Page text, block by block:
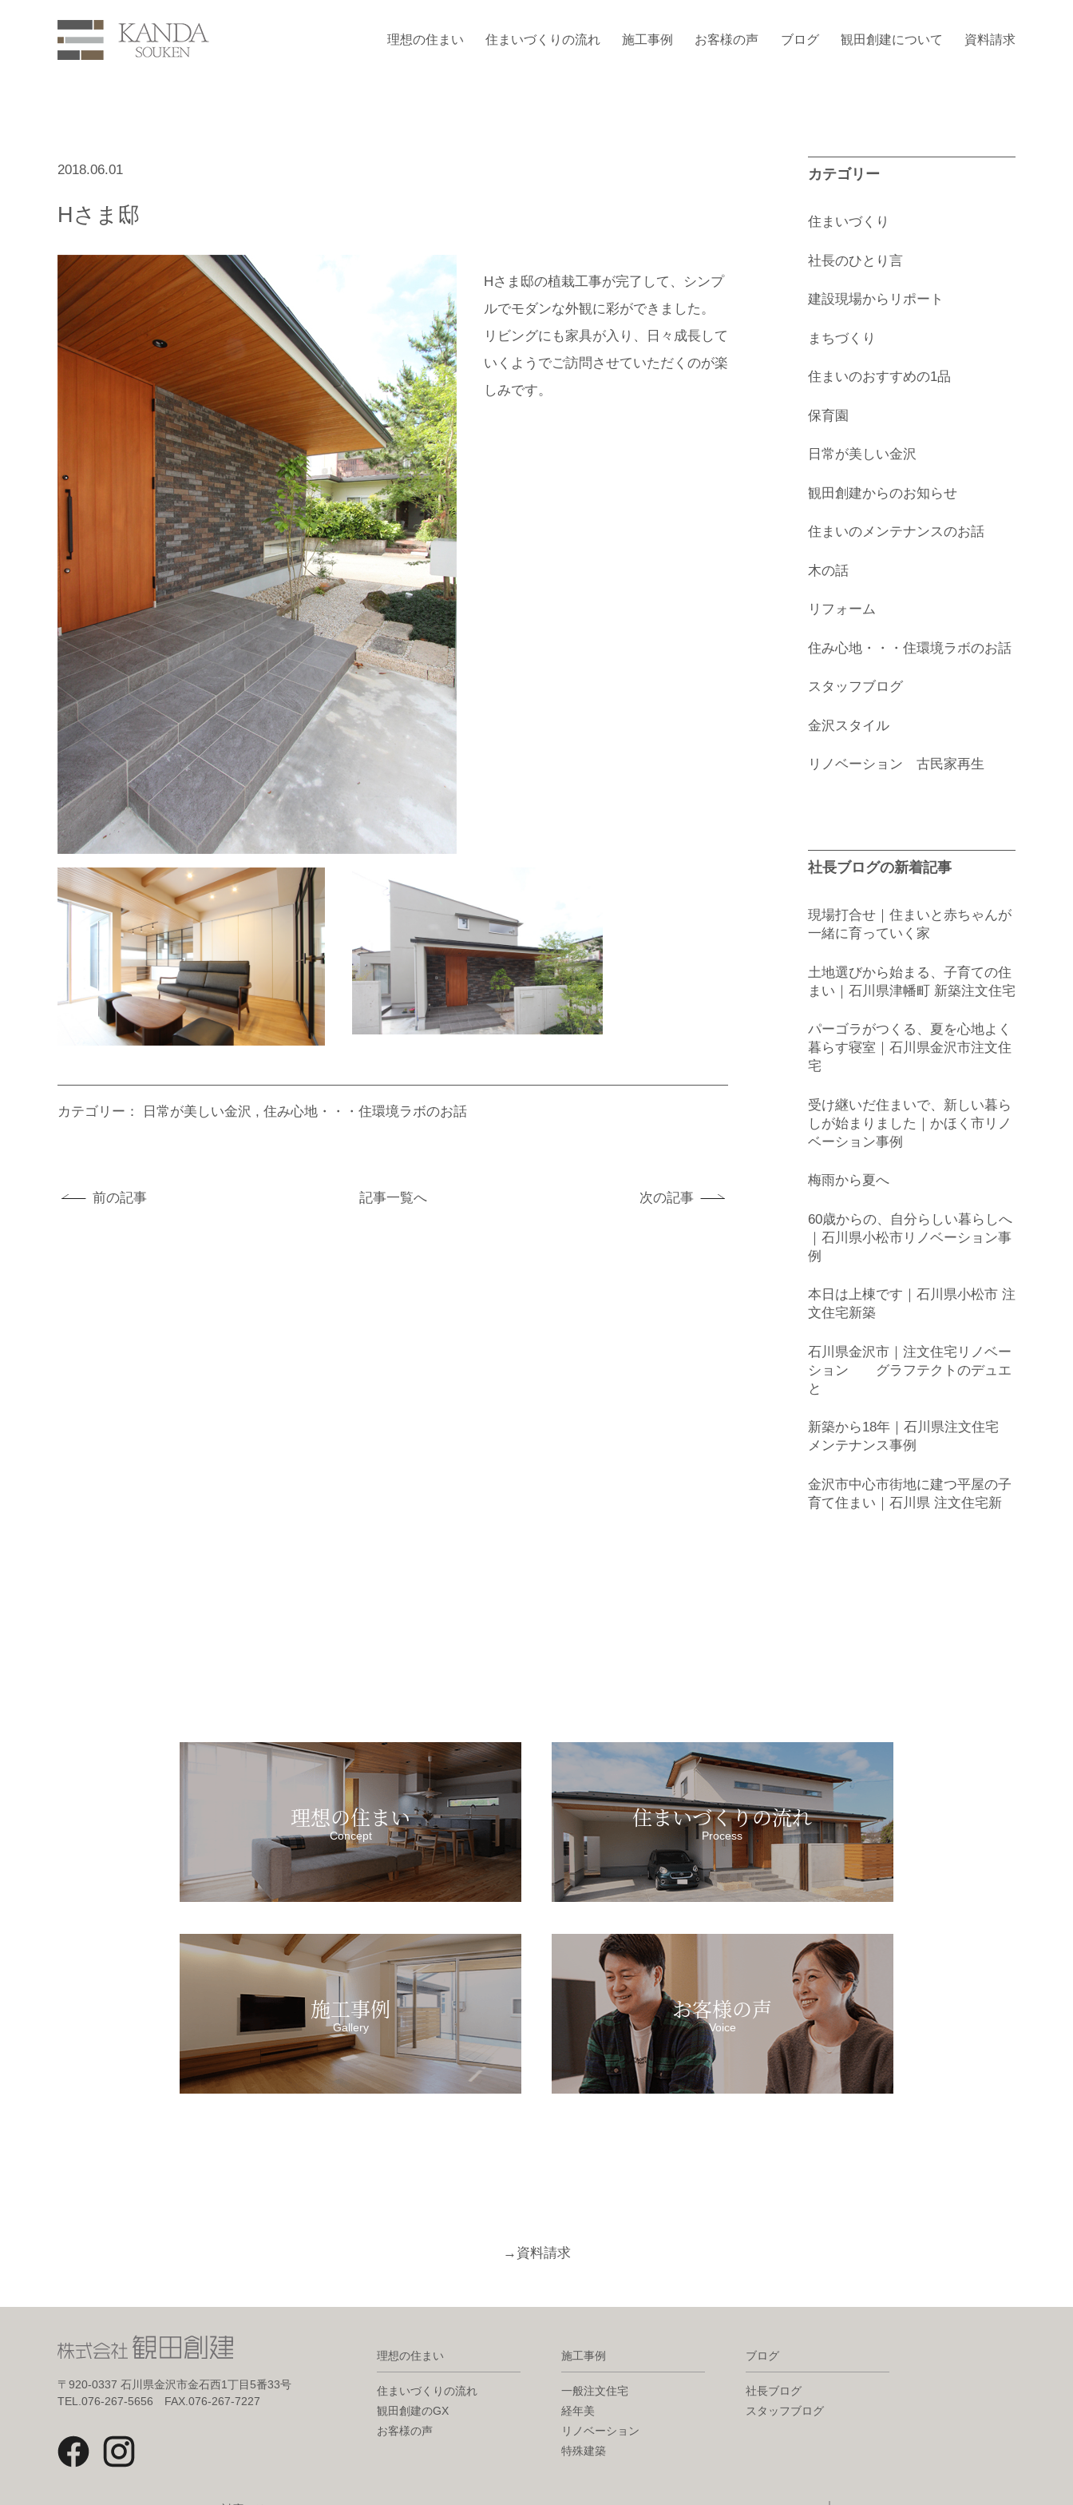
理想の住まい 住まいづくりの流れ 施工事例 お客様の声 ブログ 観田創建について 資料請求
2018.06.01
Hさま邸
Hさま邸の植栽工事が完了して、シンプ
ルでモダンな外観に彩ができました。
リビングにも家具が入り、日々成長して
いくようでご訪問させていただくのが楽
しみです。
カテゴリー： 日常が美しい金沢 住み心地・・・住環境ラボのお話
前の記事 記事一覧へ 次の記事
カテゴリー
住まいづくり
社長のひとり言
建設現場からリポート
まちづくり
住まいのおすすめの1品
保育園
日常が美しい金沢
観田創建からのお知らせ
住まいのメンテナンスのお話
木の話
リフォーム
住み心地・・・住環境ラボのお話
スタッフブログ
金沢スタイル
リノベーション 古民家再生
社長ブログの新着記事
現場打合せ｜住まいと赤ちゃんが
一緒に育っていく家
土地選びから始まる、子育ての住
まい｜石川県津幡町 新築注文住宅
パーゴラがつくる、夏を心地よく
暮らす寝室｜石川県金沢市注文住
宅
受け継いだ住まいで、新しい暮ら
しが始まりました｜かほく市リノ
ベーション事例
梅雨から夏へ
60歳からの、自分らしい暮らしへ
｜石川県小松市リノベーション事
例
本日は上棟です｜石川県小松市 注
文住宅新築
石川県金沢市｜注文住宅リノベー
ション グラフテクトのデュエ
と
新築から18年｜石川県注文住宅
メンテナンス事例
金沢市中心市街地に建つ平屋の子
育て住まい｜石川県 注文住宅新
理想の住まい
Concept
住まいづくりの流れ
Process
施工事例
Gallery
お客様の声
Voice
→ 資料請求
〒920-0337 石川県金沢市金石西1丁目5番33号
TEL.076-267-5656 FAX.076-267-7227
理想の住まい
住まいづくりの流れ
観田創建のGX
お客様の声
施工事例
一般注文住宅
経年美
リノベーション
特殊建築
ブログ
社長ブログ
スタッフブログ